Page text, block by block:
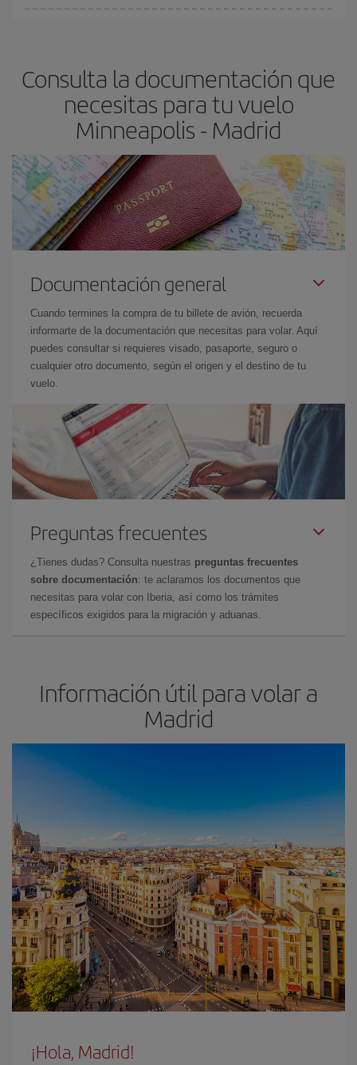
avión más baratos te saldrán. Además, si buscas los vuelos con
las fechas y los horarios del viaje un poco abiertos, podráselegir
el precio más barato.
Consulta la documentación que
necesitas para tu vuelo
Minneapolis - Madrid
Documentación general
Cuando termines la compra de tu billete de avión, recuerda
informarte de la documentación que necesitas para volar. Aquí
puedes consultar si requieres visado, pasaporte, seguro o
cualquier otro documento, según el origen y el destino de tu
vuelo.
Preguntas frecuentes
¿Tienes dudas? Consulta nuestras preguntas frecuentes
sobre documentación: te aclaramos los documentos que
necesitas para volar con Iberia, así como los trámites
específicos exigidos para la migración y aduanas.
Información útil para volar a
Madrid
¡Hola, Madrid!